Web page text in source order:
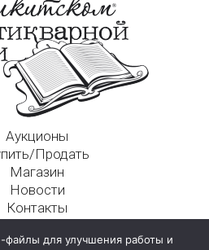
Аукционы
Продать
Магазин
Новости
Контакты
Никитский пер., д. 4а, стр. 1
для улучшения работы и